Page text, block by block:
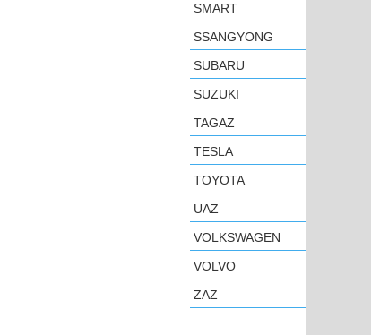
SMART
SSANGYONG
SUBARU
SUZUKI
TAGAZ
TESLA
TOYOTA
UAZ
VOLKSWAGEN
VOLVO
ZAZ